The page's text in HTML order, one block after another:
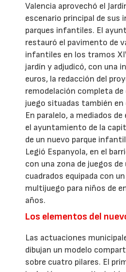
Valencia aprovechó el
escenario principal de sus
parques infantiles. El
restauró el pavimento de
infantiles en los tramos
jardín y adjudicó, con una
euros, la redacción del
remodelación completa
juego situadas también en
En paralelo, a mediados
el ayuntamiento de la
de un nuevo parque
Legió Espanyola, en el
con una zona de juegos
cuadrados equipada con
multijuego para niños de
años.
Los elementos del
Las actuaciones
dibujan un modelo
sobre cuatro pilares. El